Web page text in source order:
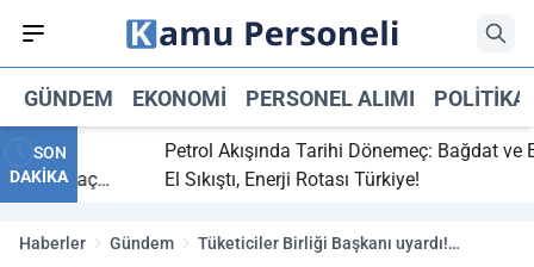
GÜNDEM EKONOMI PERSONEL ALIMI POLITIKA
SON
DAKİKA
bitti,
maç
Petrol Akışında Tarihi Dönemeç: Bağdat ve Erbil
El Sıkıştı, Enerji Rotası Türkiye!
Haberler Gündem
Tüketiciler Birliği Başkanı uyardı!